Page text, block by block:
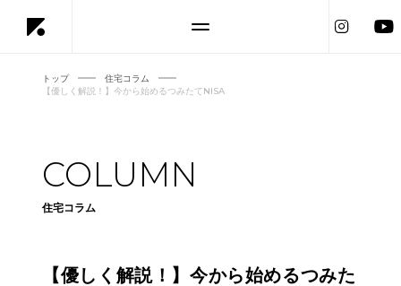
トップ
住宅コラム
【優しく解説！】今から始めるつみたてNISA
COLUMN
住宅コラム
【優しく解説！】今から始めるつみた